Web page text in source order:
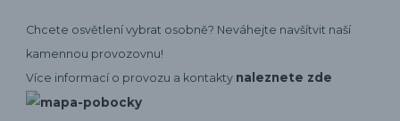
Chcete osvětlení vybrat osobně? Neváhejte navšítvit naší
kamennou provozovnu!
Více informací o provozu a kontakty naleznete zde